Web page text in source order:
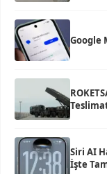
Google
Siri AI
İşte